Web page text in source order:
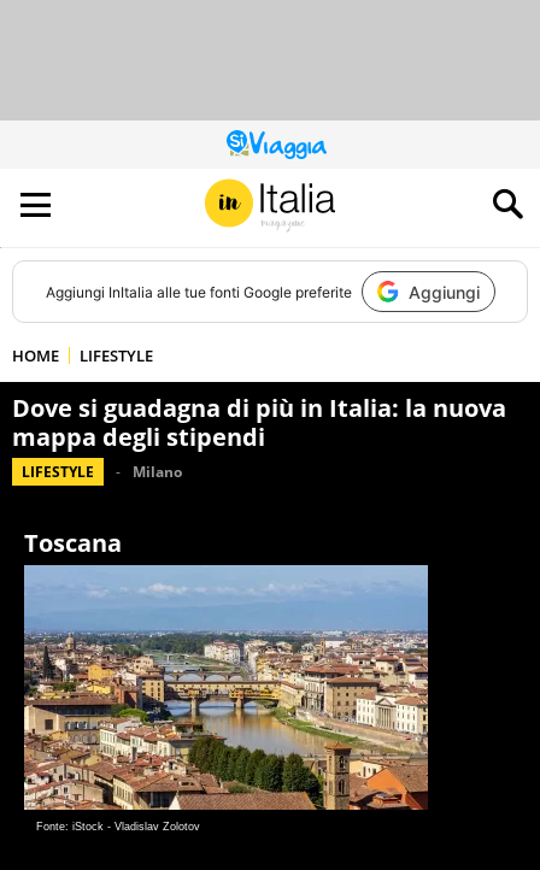
QUESTO
SITO
CONTRIBUISCE
ALL’AUDIENCE
DI
Aggiungi InItalia alle tue fonti Google preferite Aggiungi
HOME LIFESTYLE
Dove si guadagna di più in Italia: la nuova
mappa degli stipendi
LIFESTYLE Milano
Toscana
Fonte: iStock - Vladislav Zolotov